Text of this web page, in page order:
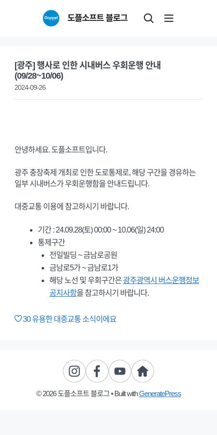
도플소프트 블로그
[광주] 행사로 인한 시내버스 우회운행 안내
(09/28~10/06)
2024-09-26
안녕하세요. 도플소프트입니다.
광주 충장축제 개최로 인한 도로통제로, 해당 구간을 경유하는
일부 시내버스가 우회운행함을 안내드립니다.
대중교통 이용에 참고하시기 바랍니다.
기간 : 24.09.28(토) 00:00 ~ 10.06(일) 24:00
통제구간
전일빌딩 ~ 금남로공원
금남로5가 ~ 금남로1가
해당 노선 및 우회구간은광주광역시 버스운행정보
공지사항을 참고하시기 바랍니다.
30유용한 대중교통 소식이에요
© 2026 도플소프트 블로그• Built withGeneratePress